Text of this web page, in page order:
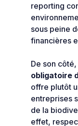
reporting
sous peine
financières
De son côté,
obligatoire
offre plutôt
entreprises
de la
effet,